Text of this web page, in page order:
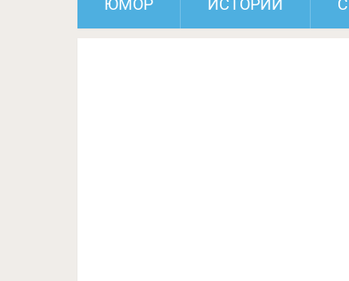
ЮМОР ИСТОРИИ